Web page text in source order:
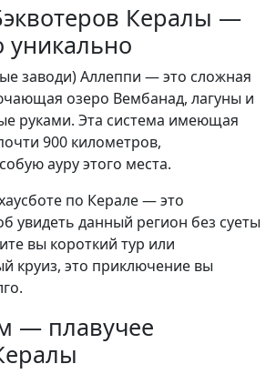
Кералы —
уникально
заводи) Аллеппи — это сложная
озеро Вембанад, лагуны и
руками. Эта система имеющая
900 километров,
ауру этого места.
по Керале — это
увидеть данный регион без суеты
вы короткий тур или
круиз, это приключение вы
— плавучее